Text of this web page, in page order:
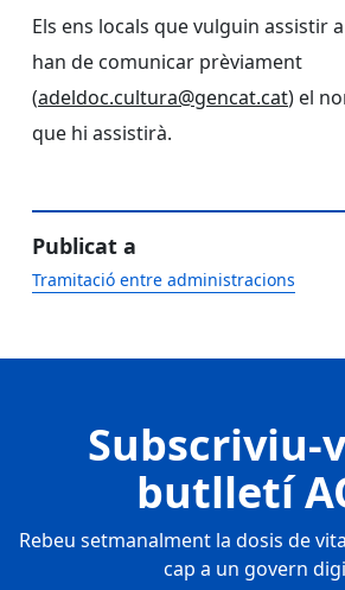
Els ens locals que vulguin assistir
han de comunicar prèviament
(adeldoc.cultura@gencat.cat) el
que hi assistirà.
Publicat a
Tramitació entre administracions
Subscriviu-
butlletí
Rebeu setmanalment la dosis de
cap a un govern